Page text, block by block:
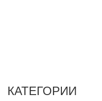
КАТЕГОРИИ